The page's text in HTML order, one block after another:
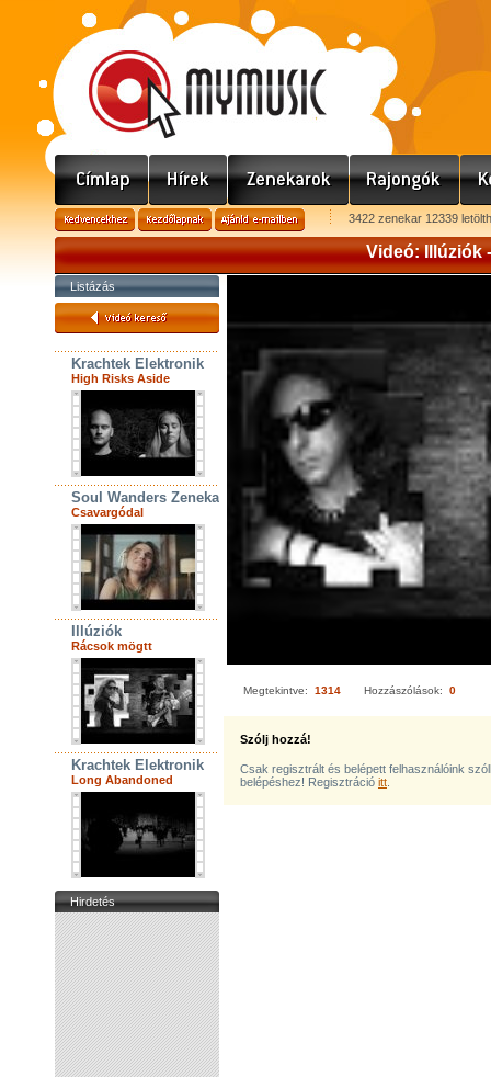
3422 zenekar 12339
Videó: Illúziók
Listázás
Krachtek Elektronik
High Risks Aside
Soul Wanders Zenekar
Csavargódal
Illúziók
Rácsok mögtt
Krachtek Elektronik
Long Abandoned
Hirdetés
Megtekintve: 1314 Hozzászólások: 0
Szólj hozzá!
Csak regisztrált és belépett felhasználóink
belépéshez! Regisztráció itt